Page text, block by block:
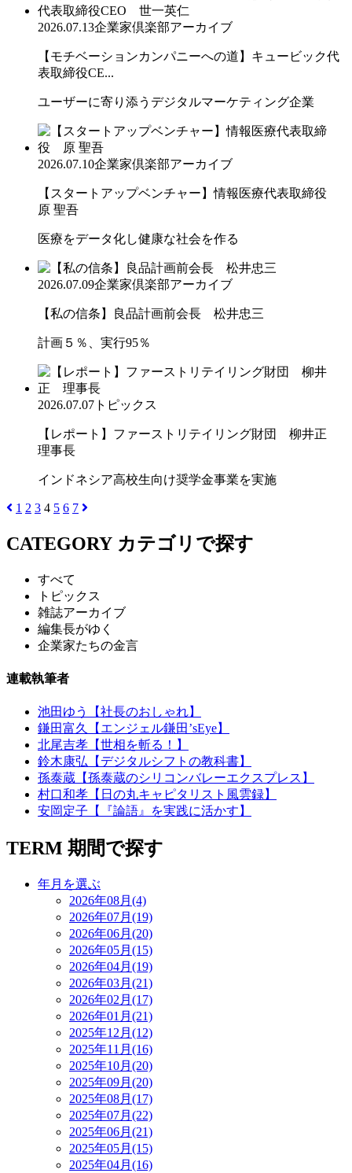
2026.07.13企業家倶楽部アーカイブ
【モチベーションカンパニーへの道】キュービック代
表取締役CE...
ユーザーに寄り添うデジタルマーケティング企業
2026.07.10企業家倶楽部アーカイブ
【スタートアップベンチャー】情報医療代表取締役
原 聖吾
医療をデータ化し健康な社会を作る
2026.07.09企業家倶楽部アーカイブ
【私の信条】良品計画前会長 松井忠三
計画５％、実行95％
2026.07.07 トピックス
【レポート】ファーストリテイリング財団 柳井正
理事長
インドネシア高校生向け奨学金事業を実施
1 2 3 4 5 6 7
CATEGORY カテゴリで探す
すべて
トピックス
雑誌アーカイブ
編集長がゆく
企業家たちの金言
連載執筆者
池田ゆう【社長のおしゃれ】
鎌田富久【エンジェル鎌田’sEye】
北尾吉孝【世相を斬る！】
鈴木康弘【デジタルシフトの教科書】
孫泰蔵【孫泰蔵のシリコンバレーエクスプレス】
村口和孝【日の丸キャピタリスト風雲録】
安岡定子【『論語』を実践に活かす】
TERM 期間で探す
年月を選ぶ
2026年08月(4)
2026年07月(19)
2026年06月(20)
2026年05月(15)
2026年04月(19)
2026年03月(21)
2026年02月(17)
2026年01月(21)
2025年12月(12)
2025年11月(16)
2025年10月(20)
2025年09月(20)
2025年08月(17)
2025年07月(22)
2025年06月(21)
2025年05月(15)
2025年04月(16)